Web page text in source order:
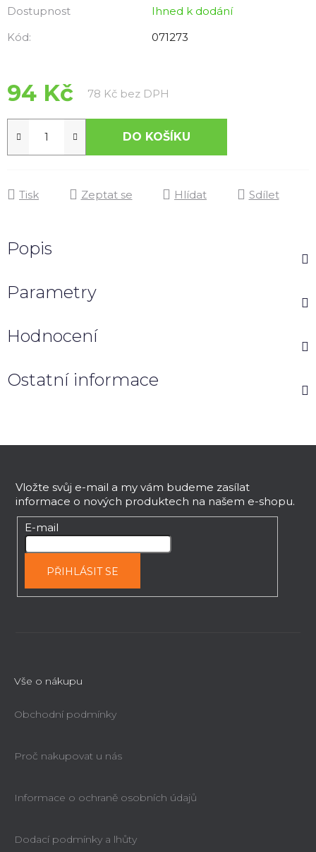
0,0
z
Dostupnost
Ihned k dodání
Kód:
071273
94 Kč 78 Kč bez DPH
DO KOŠÍKU
Tisk Zeptat se Hlídat Sdílet
Popis
Parametry
Hodnocení
Ostatní informace
Vložte svůj e-mail a my vám budeme zasílat
informace o nových produktech na našem e-shopu.
E-mail
PŘIHLÁSIT SE
Vše o nákupu
Obchodní podmínky
Proč nakupovat u nás
Informace o ochraně osobních údajů
Dodací podmínky a lhůty